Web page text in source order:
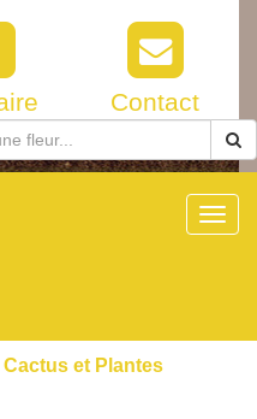
Contact
Cactus et Plantes